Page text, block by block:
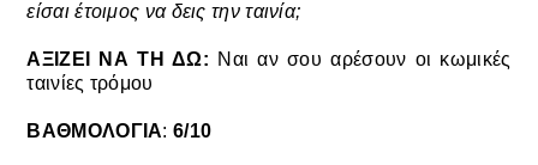
είσαι έτοιμος να δεις την ταινία;
ΑΞΙΖΕΙ ΝΑ ΤΗ ΔΩ: Ναι αν σου αρέσουν οι κωμικές
ταινίες τρόμου
ΒΑΘΜΟΛΟΓΙΑ:6/10